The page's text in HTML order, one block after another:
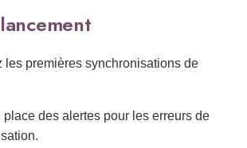
les premières synchronisations de
place des alertes pour les erreurs de